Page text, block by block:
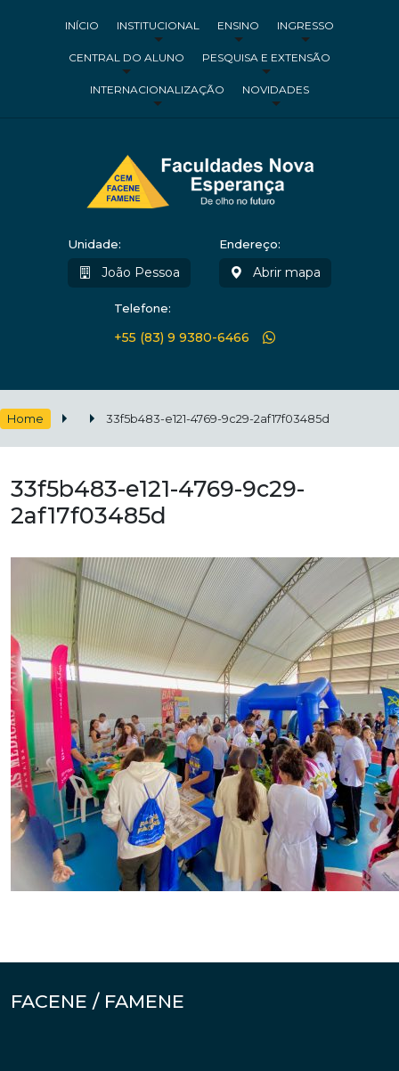
INÍCIO INSTITUCIONAL ENSINO INGRESSO
CENTRAL DO ALUNO PESQUISA E EXTENSÃO
INTERNACIONALIZAÇÃO NOVIDADES
Unidade:
João Pessoa
Endereço:
Abrir mapa
Telefone:
+55 (83) 9 9380-6466
Home 33f5b483-e121-4769-9c29-2af17f03485d
33f5b483-e121-4769-9c29-
2af17f03485d
FACENE / FAMENE